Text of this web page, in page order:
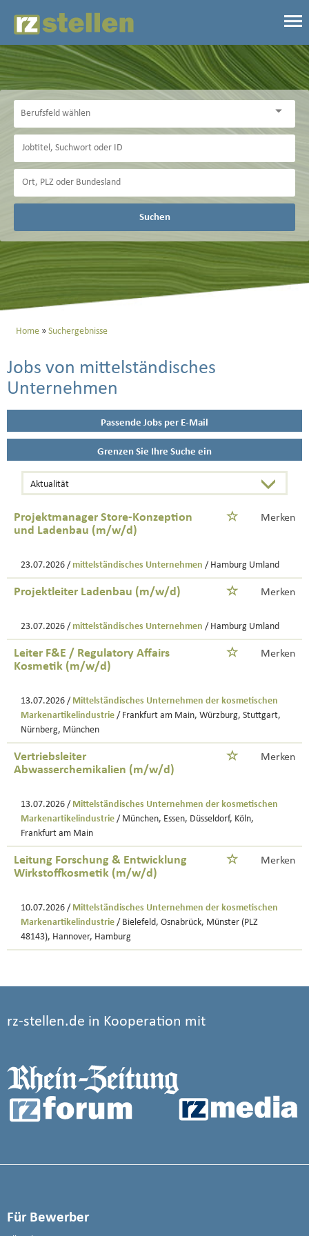
Suchen
Home Suchergebnisse
Jobs von mittelständisches
Unternehmen
Passende Jobs per E-Mail
Grenzen Sie Ihre Suche ein
Projektmanager Store-Konzeption
und Ladenbau (m/w/d)
Merken
23.07.2026 / mittelständisches Unternehmen / Hamburg Umland
Projektleiter Ladenbau (m/w/d) Merken
23.07.2026 / mittelständisches Unternehmen / Hamburg Umland
Leiter F&E / Regulatory Affairs
Kosmetik (m/w/d)
Merken
13.07.2026 / Mittelständisches Unternehmen der kosmetischen
Markenartikelindustrie / Frankfurt am Main, Würzburg, Stuttgart,
Nürnberg, München
Vertriebsleiter
Abwasserchemikalien (m/w/d)
Merken
13.07.2026 / Mittelständisches Unternehmen der kosmetischen
Markenartikelindustrie / München, Essen, Düsseldorf, Köln,
Frankfurt am Main
Leitung Forschung & Entwicklung
Wirkstoffkosmetik (m/w/d)
Merken
10.07.2026 / Mittelständisches Unternehmen der kosmetischen
Markenartikelindustrie / Bielefeld, Osnabrück, Münster (PLZ
48143), Hannover, Hamburg
rz-stellen.de in Kooperation mit
Für Bewerber